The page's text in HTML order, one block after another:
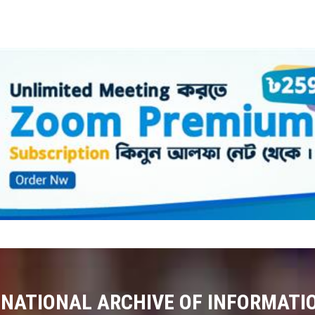
ARCHIVE OF